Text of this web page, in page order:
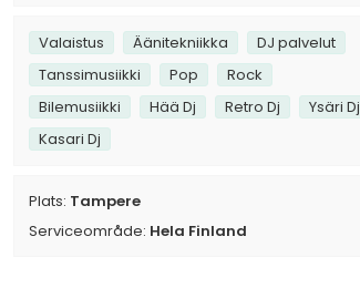
Valaistus Äänitekniikka
DJ palvelut
Tanssimusiikki
Pop
Rock
Bilemusiikki
Hää Dj Retro Dj
Ysäri Dj
Kasari Dj
Plats: Tampere
Serviceområde: Hela Finland